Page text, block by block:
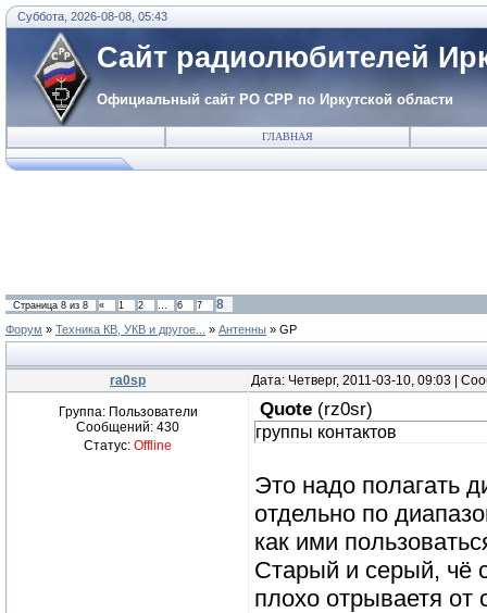
Суббота, 2026-08-08, 05:43
Сайт радиолюбителей
Официальный сайт РО СРР по Иркутской области
ГЛАВНАЯ
Страница 8 из 8 « 1 2 … 6 7 8
Форум » Техника КВ, УКВ и другое... » Антенны » GP
ra0sp Дата: Четверг, 2011-03-10, 09:03 |
Группа: Пользователи
Сообщений: 430
Статус: Offline
Quote (rz0sr)
группы контактов
Это надо полагать
отдельно по
как ими
Старый и серый, чё
плохо отрываетя от